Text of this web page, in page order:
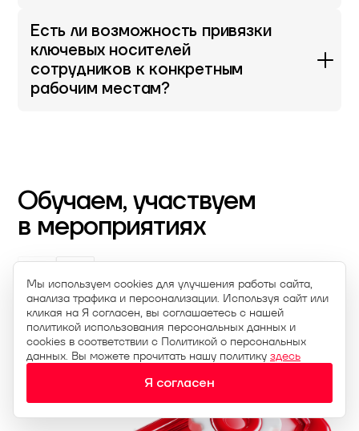
Есть ли возможность привязки
ключевых носителей
сотрудников к конкретным
рабочим местам?
Обучаем, участвуем
в мероприятиях
Мы используем cookies для улучшения работы сайта,
анализа трафика и персонализации. Используя сайт или
кликая на Я согласен, вы соглашаетесь с нашей
политикой использования персональных данных и
cookies в соответствии с Политикой о персональных
данных. Вы можете прочитать нашу политику здесь
Я согласен